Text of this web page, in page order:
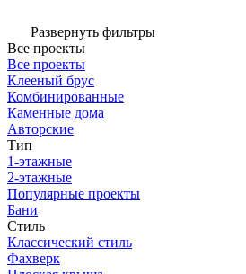
Развернуть фильтры
Все проекты
Все проекты
Клееный брус
Комбинированные
Каменные дома
Авторские
Тип
1-этажные
2-этажные
Популярные проекты
Бани
Стиль
Классический стиль
Фахверк